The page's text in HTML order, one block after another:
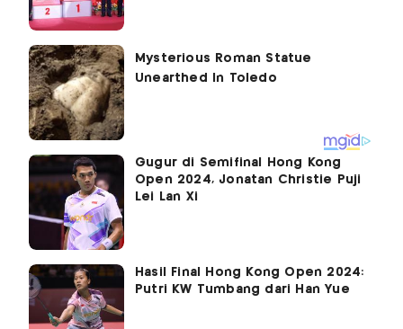
Gugur di Semifinal Hong Kong
Open 2024, Jonatan Christie Puji
Lei Lan Xi
Hasil Final Hong Kong Open 2024:
Putri KW Tumbang dari Han Yue